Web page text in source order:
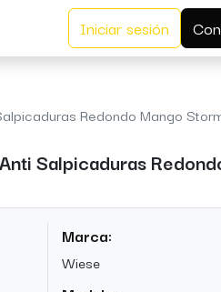
Iniciar sesión
Redondo Mango
Salpicaduras
Marca:
Wiese